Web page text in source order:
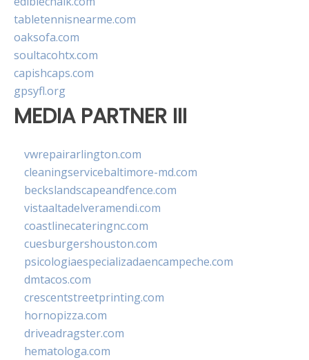
tabletennisnearme.com
oaksofa.com
soultacohtx.com
capishcaps.com
gpsyfl.org
MEDIA PARTNER III
vwrepairarlington.com
cleaningservicebaltimore-md.com
beckslandscapeandfence.com
vistaaltadelveramendi.com
coastlinecateringnc.com
cuesburgershouston.com
psicologiaespecializadaencampeche.com
dmtacos.com
crescentstreetprinting.com
hornopizza.com
driveadragster.com
hematologa.com